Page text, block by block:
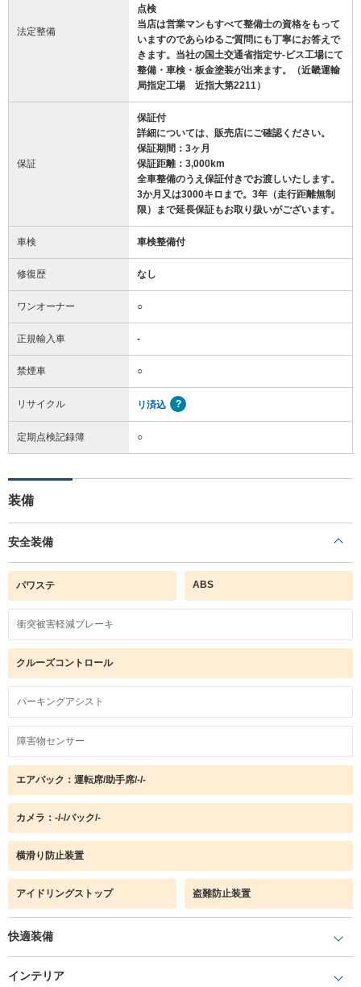
法定整備
点検
当店は営業マンもすべて整備士の資格をもって
いますのであらゆるご質問にも丁寧にお答えで
きます。当社の国土交通省指定サ-ビス工場にて
整備・車検・板金塗装が出来ます。（近畿運輸
局指定工場 近指大第2211）
保証
保証付
詳細については、販売店にご確認ください。
保証期間：3ヶ月
保証距離：3,000km
全車整備のうえ保証付きでお渡しいたします。
3か月又は3000キロまで。3年（走行距離無制
限）まで延長保証もお取り扱いがございます。
車検 車検整備付
修復歴 なし
ワンオーナー ○
正規輸入車 -
禁煙車 ○
リサイクル リ済込
定期点検記録簿 ○
装備
安全装備
パワステ ABS
衝突被害軽減ブレーキ
クルーズコントロール
パーキングアシスト
障害物センサー
エアバック：運転席/助手席/-/-
カメラ：-/-/バック/-
横滑り防止装置
アイドリングストップ 盗難防止装置
快適装備
インテリア